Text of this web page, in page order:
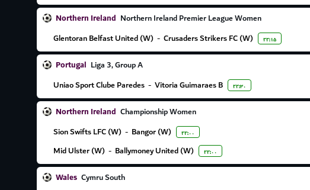
Northern Ireland Northern Ireland Premier League Women
Glentoran Belfast United (W) - Crusaders Strikers FC (W) ۲۲:۱۵
Portugal Liga 3, Group A
Uniao Sport Clube Paredes - Vitoria Guimaraes B ۲۲:۳۰
Northern Ireland Championship Women
Sion Swifts LFC (W) - Bangor (W) ۲۲:۰۰
Mid Ulster (W) - Ballymoney United (W) ۲۲:۰۰
Wales Cymru South